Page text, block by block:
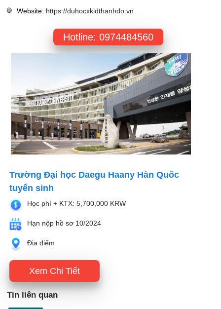
Website: https://duhocxkldthanhdo.vn
Hotline: 0974484560
Trường Đại học Daegu Haany Hàn Quốc
tuyển sinh
Học phí + KTX: 5,700,000 KRW
Hạn nộp hồ sơ 10/2024
Địa điểm
Xem Chi Tiết
Tin liên quan